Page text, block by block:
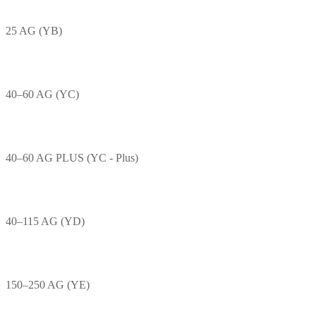
25 AG (YB)
40–60 AG (YC)
40–60 AG PLUS (YC - Plus)
40–115 AG (YD)
150–250 AG (YE)